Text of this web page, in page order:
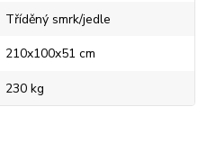
Tříděný smrk/jedle
210x100x51 cm
230 kg